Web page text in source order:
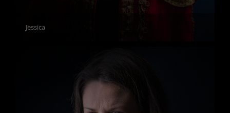
Jessica